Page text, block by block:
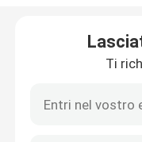
L'HDPE ha
Ti